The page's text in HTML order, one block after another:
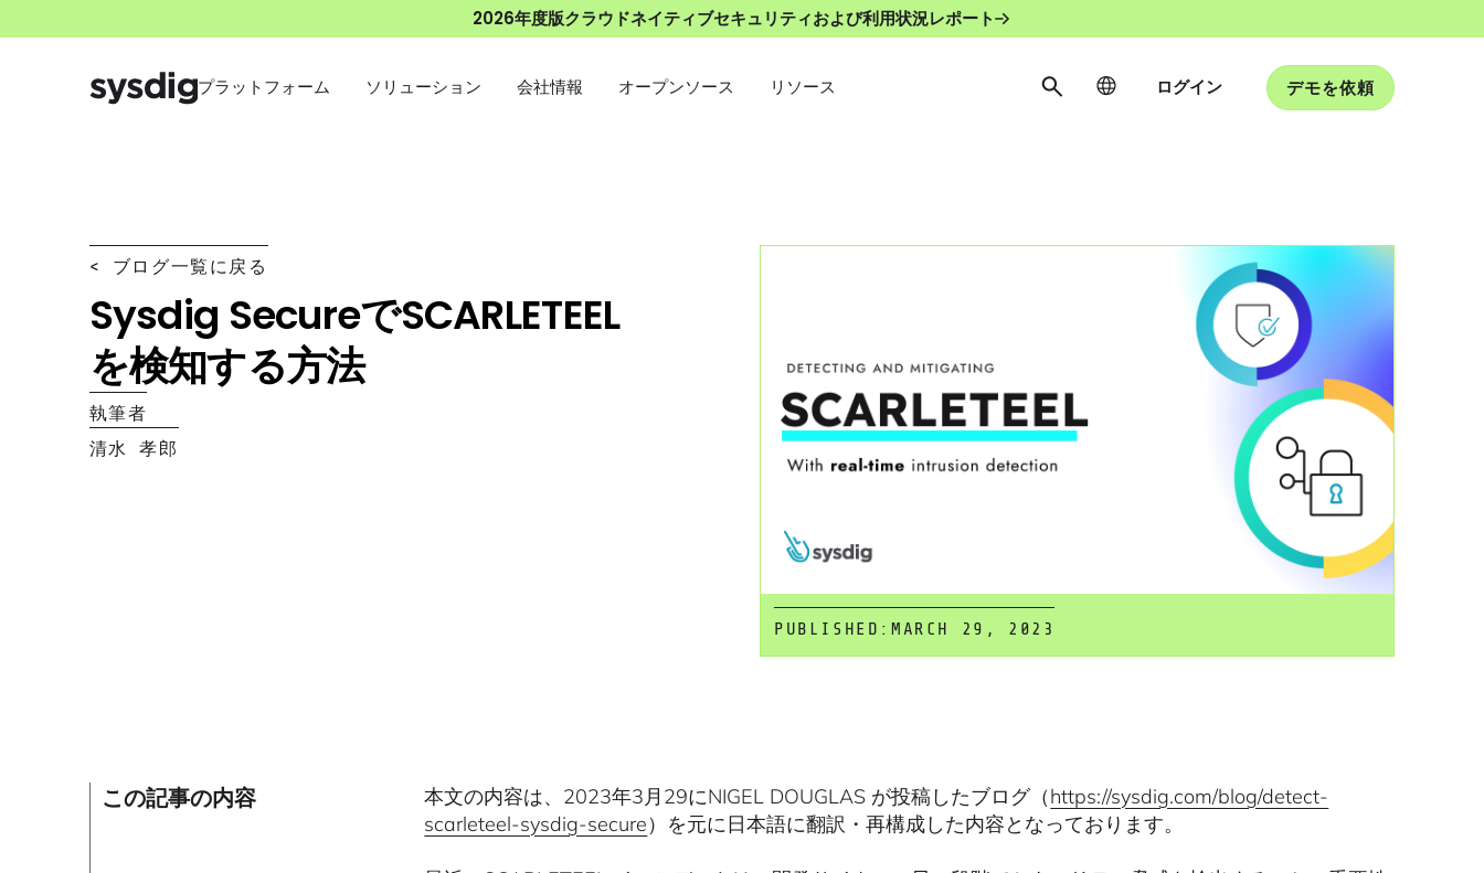
2026年度版クラウドネイティブセキュリティおよび利用状況レポート
プラットフォーム ソリューション 会社情報 オープンソース リソース ログイン デモを依頼
< ブログ一覧に戻る
Sysdig SecureでSCARLETEEL
を検知する方法
執筆者
清水 孝郎
PUBLISHED: MARCH 29, 2023
この記事の内容 本文の内容は、2023年3月29にNIGEL DOUGLAS が投稿したブログ（https://sysdig.com/blog/detect-
scarleteel-sysdig-secure）を元に日本語に翻訳・再構成した内容となっております。